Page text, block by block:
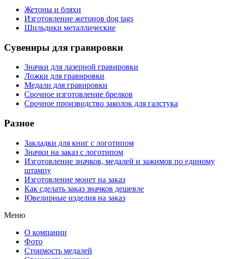
Жетоны и бляхи
Изготовление жетонов dog tags
Шильдики металлические
Сувениры для гравировки
Значки для лазерной гравировки
Ложки для гравировки
Медали для гравировки
Срочное изготовление брелков
Срочное производство заколок для галстука
Разное
Закладки для книг с логотипом
Значки на заказ с логотипом
Изготовление значков, медалей и зажимов по единому
штампу
Изготовление монет на заказ
Как сделать заказ значков дешевле
Ювелирные изделия на заказ
Меню
О компании
Фото
Стоимость медалей